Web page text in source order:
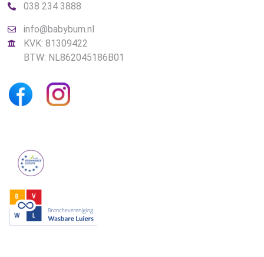
038 234 3888
info@babybum.nl
KVK: 81309422
BTW: NL862045186B01